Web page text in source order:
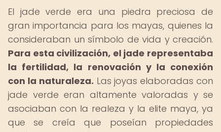
El jade verde era una piedra preciosa de
gran importancia para los mayas, quienes la
consideraban un símbolo de vida y creación.
Para esta civilización, el jade representaba
la fertilidad, la renovación y la conexión
con la naturaleza. Las joyas elaboradas con
jade verde eran altamente valoradas y se
asociaban con la realeza y la elite maya, ya
que se creía que poseían propiedades